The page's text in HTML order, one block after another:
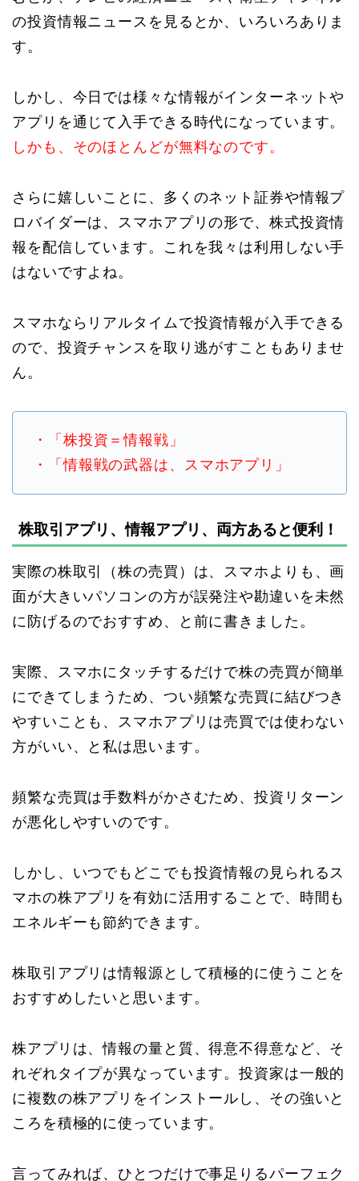
の投資情報ニュースを見るとか、いろいろありま
す。
しかし、今日では様々な情報がインターネットや
アプリを通じて入手できる時代になっています。
しかも、そのほとんどが無料なのです。
さらに嬉しいことに、多くのネット証券や情報プ
ロバイダーは、スマホアプリの形で、株式投資情
報を配信しています。これを我々は利用しない手
はないですよね。
スマホならリアルタイムで投資情報が入手できる
ので、投資チャンスを取り逃がすこともありませ
ん。
・「株投資＝情報戦」
・「情報戦の武器は、スマホアプリ」
株取引アプリ、情報アプリ、両方あると便利！
実際の株取引（株の売買）は、スマホよりも、画
面が大きいパソコンの方が誤発注や勘違いを未然
に防げるのでおすすめ、と前に書きました。
実際、スマホにタッチするだけで株の売買が簡単
にできてしまうため、つい頻繁な売買に結びつき
やすいことも、スマホアプリは売買では使わない
方がいい、と私は思います。
頻繁な売買は手数料がかさむため、投資リターン
が悪化しやすいのです。
しかし、いつでもどこでも投資情報の見られるス
マホの株アプリを有効に活用することで、時間も
エネルギーも節約できます。
株取引アプリは情報源として積極的に使うことを
おすすめしたいと思います。
株アプリは、情報の量と質、得意不得意など、そ
れぞれタイプが異なっています。投資家は一般的
に複数の株アプリをインストールし、その強いと
ころを積極的に使っています。
言ってみれば、ひとつだけで事足りるパーフェク